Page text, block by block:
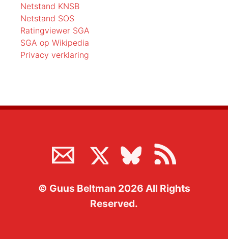
Netstand KNSB
Netstand SOS
Ratingviewer SGA
SGA op Wikipedia
Privacy verklaring
© Guus Beltman 2026 All Rights
Reserved.